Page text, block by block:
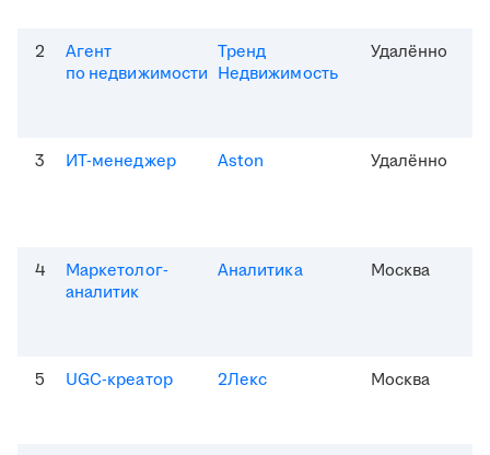
2
Агент
по недвижимости
Тренд
Недвижимость
Удалённо
3 ИТ-менеджер Aston Удалённо
4
Маркетолог-
аналитик
Аналитика Москва
5 UGC-креатор 2Лекс Москва